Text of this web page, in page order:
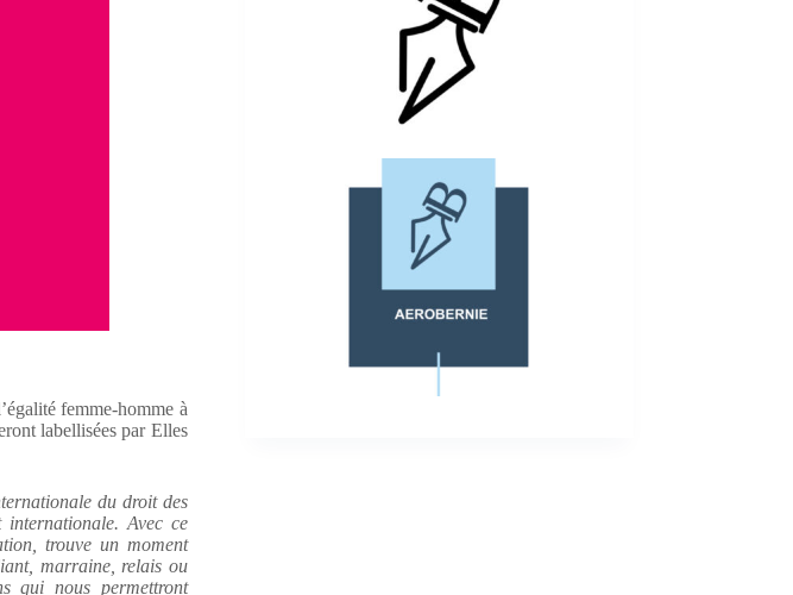
femme-homme à
labellisées par Elles
du droit des
internationale. Avec ce
trouve un moment
marraine, relais ou
qui nous permettront